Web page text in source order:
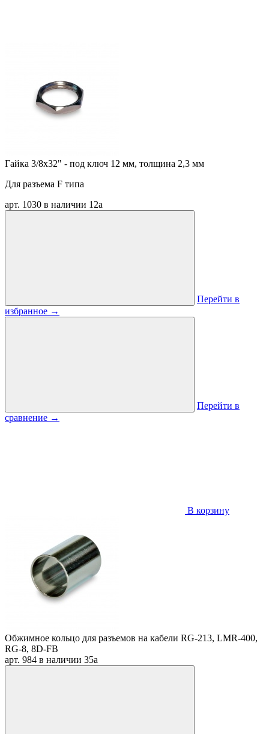
Гайка 3/8х32" - под ключ 12 мм, толщина 2,3 мм
Для разъема F типа
арт. 1030 в наличии 12a
Перейти в
избранное →
Перейти в
сравнение →
В корзину
Обжимное кольцо для разъемов на кабели RG-213, LMR-400,
RG-8, 8D-FB
арт. 984 в наличии 35a